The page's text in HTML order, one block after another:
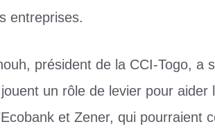
entreprises.
président de la CCI-Togo, a
un rôle de levier pour aider
et Zener, qui pourraient